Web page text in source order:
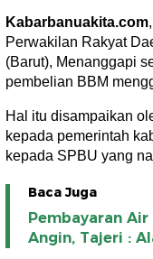
Kabarbanuakita.com
Perwakilan Rakyat
(Barut), Menanggapi
pembelian BBM
Hal itu disampaikan
kepada pemerintah
kepada SPBU yang
Baca Juga
Pembayaran Air
Angin, Tajeri :